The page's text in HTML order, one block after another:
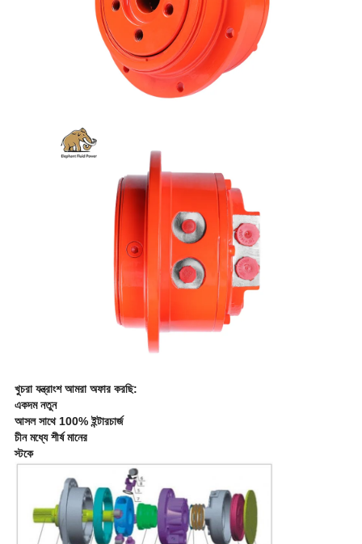
খুচরা যন্ত্রাংশ আমরা অফার করছি:
একদম নতুন
আসল সাথে 100% ইন্টারচার্জ
চীন মধ্যে শীর্ষ মানের
স্টকে